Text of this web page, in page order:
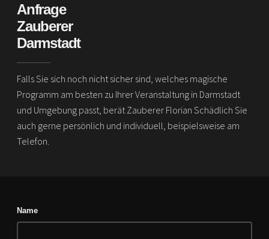
Anfrage
Zauberer
Darmstadt
Falls Sie sich noch nicht sicher sind, welches magische
Programm am besten zu Ihrer Veranstaltung in Darmstadt
und Umgebung passt, berät Zauberer Florian Schädlich Sie
auch gerne persönlich und individuell, beispielsweise am
Telefon.
Name